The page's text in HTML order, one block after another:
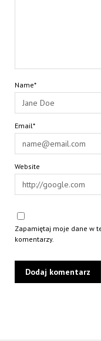
Name*
Email*
Website
Zapamiętaj moje dane w
komentarzy.